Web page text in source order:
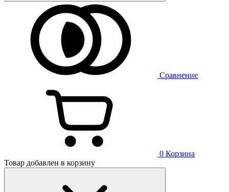
Сравнение
0 Корзина
Товар добавлен в корзину